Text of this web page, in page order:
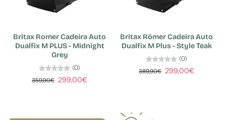
Britax Romer Cadeira Auto
Dualfix M PLUS - Midnight
Grey
(0)
359,90€ 299,00€
Britax Römer Cadeira Auto
Dualfix M Plus - Style Teak
(0)
389,90€ 299,00€